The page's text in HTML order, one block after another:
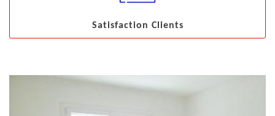
Satisfaction Clients